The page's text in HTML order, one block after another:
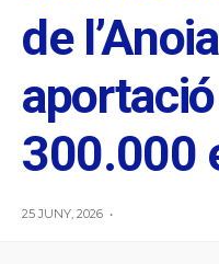
de
300.000
25 JUNY, 2026 •